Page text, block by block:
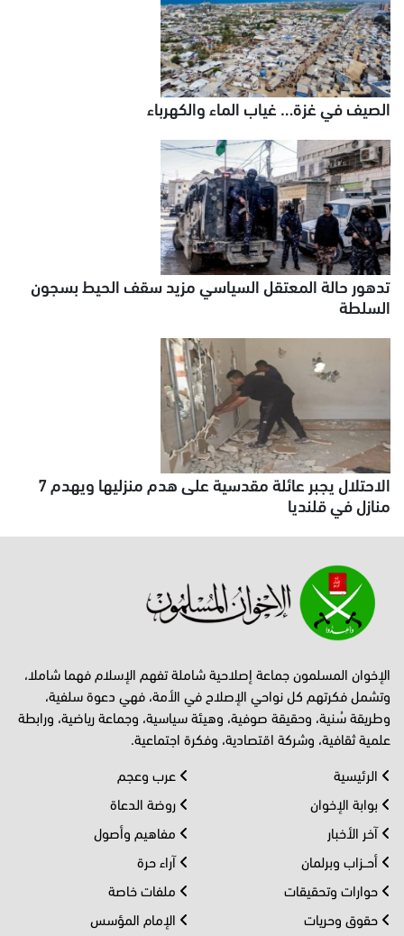
الصيف في غزة… غياب الماء والكهرباء
تدهور حالة المعتقل السياسي مزيد سقف الحيط بسجون
السلطة
الاحتلال يجبر عائلة مقدسية على هدم منزليها ويهدم 7
منازل في قلنديا
الإخوان المسلمون جماعة إصلاحية شاملة تفهم الإسلام فهما شاملا،
وتشمل فكرتهم كل نواحي الإصلاح في الأمة، فهي دعوة سلفية،
وطريقة سُنية، وحقيقة صوفية، وهيئة سياسية، وجماعة رياضية، ورابطة
علمية ثقافية، وشركة اقتصادية، وفكرة اجتماعية.
الرئيسية
بوابة الإخوان
آخر الأخبار
أحــزاب وبرلمان
حوارات وتحقيقات
حقوق وحريات
عرب وعجم
روضة الدعاة
مفاهيم وأصول
آراء حرة
ملفات خاصة
الإمام المؤسس